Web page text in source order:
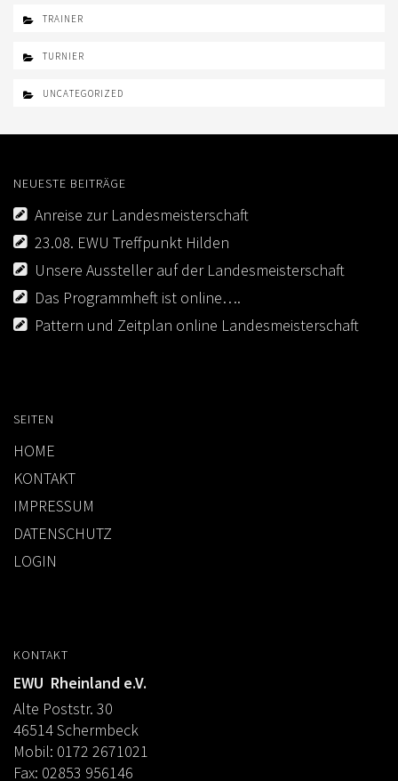
TRAINER
TURNIER
UNCATEGORIZED
NEUESTE BEITRÄGE
Anreise zur Landesmeisterschaft
23.08. EWU Treffpunkt Hilden
Unsere Aussteller auf der Landesmeisterschaft
Das Programmheft ist online….
Pattern und Zeitplan online Landesmeisterschaft
SEITEN
HOME
KONTAKT
IMPRESSUM
DATENSCHUTZ
LOGIN
KONTAKT
EWU Rheinland e.V.
Alte Poststr. 30
46514 Schermbeck
Mobil: 0172 2671021
Fax: 02853 956146